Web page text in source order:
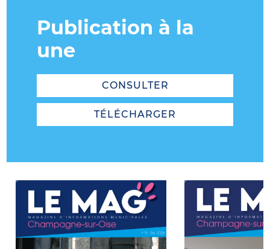
Publication à la
une
CONSULTER
TÉLÉCHARGER